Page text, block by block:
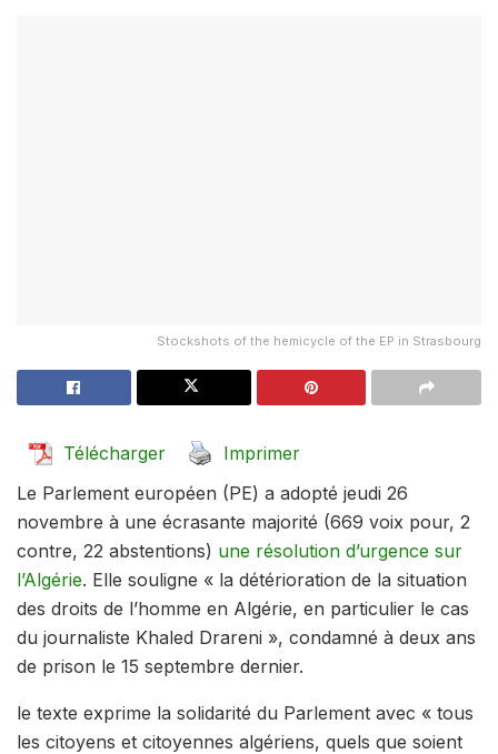
Stockshots of the hemicycle of the EP in Strasbourg
Télécharger
Imprimer
Le Parlement européen (PE) a adopté jeudi 26
novembre à une écrasante majorité (669 voix pour, 2
contre, 22 abstentions) une résolution d’urgence sur
l’Algérie. Elle souligne « la détérioration de la situation
des droits de l’homme en Algérie, en particulier le cas
du journaliste Khaled Drareni », condamné à deux ans
de prison le 15 septembre dernier.
le texte exprime la solidarité du Parlement avec « tous
les citoyens et citoyennes algériens, quels que soient